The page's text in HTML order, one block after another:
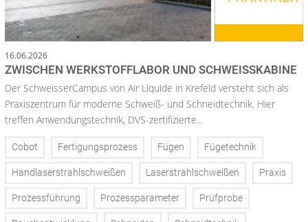
16.06.2026
ZWISCHEN WERKSTOFFLABOR UND SCHWEISSKABINE
Der SchweisserCampus von Air Liquide in Krefeld versteht sich als
Praxiszentrum für moderne Schweiß- und Schneidtechnik. Hier
treffen Anwendungstechnik, DVS-zertifizierte...
Cobot Fertigungsprozess Fügen Fügetechnik
Handlaserstrahlschweißen Laserstrahlschweißen Praxis
Prozessführung Prozessparameter Prüfprobe